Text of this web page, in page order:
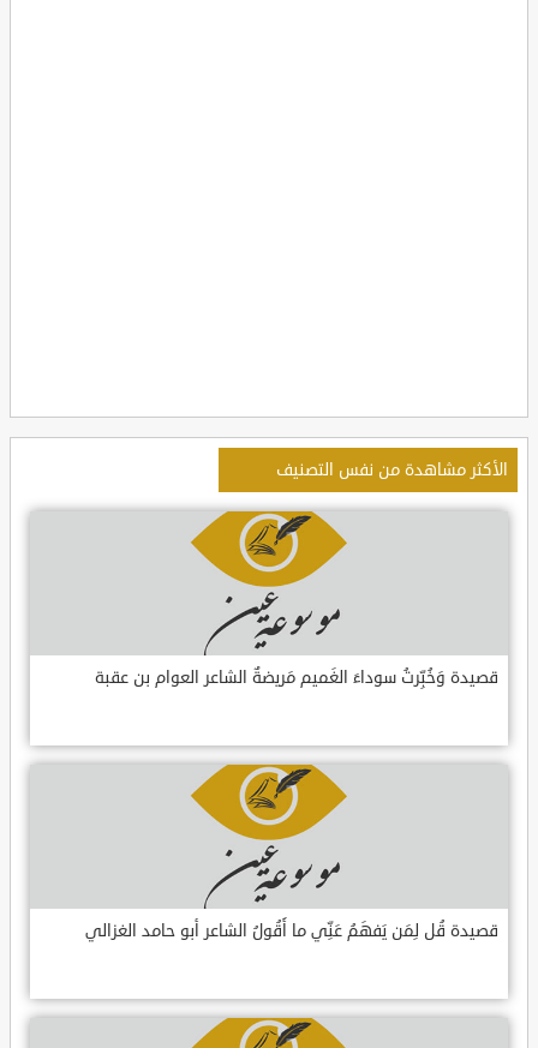
الأكثر مشاهدة من نفس التصنيف
قصيدة وَخُبِّرتُ سوداءَ الغَميم مَريضةٌ الشاعر العوام بن عقبة
قصيدة قُل لِمَن يَفهَمُ عَنِّي ما أَقُولُ الشاعر أبو حامد الغزالي